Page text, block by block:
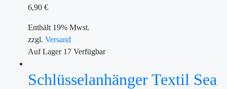
6,90 €
Enthält 19% Mwst.
zzgl. Versand
Auf Lager17 Verfügbar
Schlüsselanhänger Textil Sea